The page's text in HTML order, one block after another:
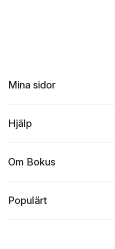
Mina sidor
Hjälp
Om Bokus
Populärt